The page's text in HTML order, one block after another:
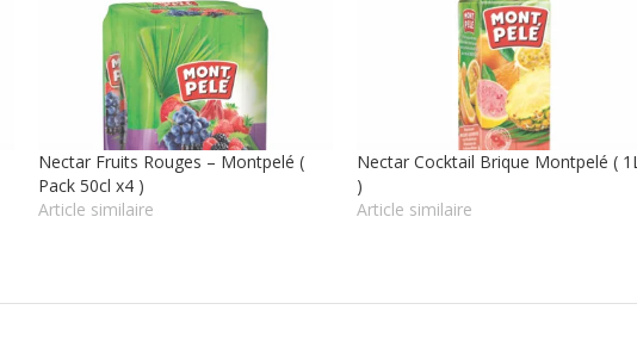
Nectar Fruits Rouges – Montpelé (
Pack 50cl x4 )
Article similaire
Nectar Cocktail Brique Montpelé ( 1L
)
Article similaire